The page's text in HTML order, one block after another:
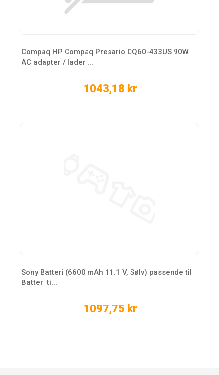
Compaq HP Compaq Presario CQ60-433US 90W
AC adapter / lader ...
1043,18 kr
Sony Batteri (6600 mAh 11.1 V, Sølv) passende til
Batteri ti...
1097,75 kr